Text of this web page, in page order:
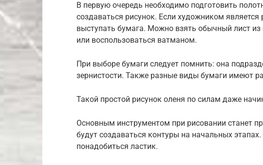
В первую очередь необходимо подготовить
создаваться рисунок. Если художником является
выступать бумага. Можно взять обычный лист
или воспользоваться ватманом.
При выборе бумаги следует помнить: она
зернистости. Также разные виды бумаги имеют
Такой простой рисунок оленя по силам даже
Основным инструментом при рисовании станет
будут создаваться контуры на начальных
понадобиться ластик.